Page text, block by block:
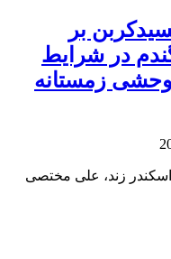
بر
در شرایط
زمستانه
زند، علی مختصی